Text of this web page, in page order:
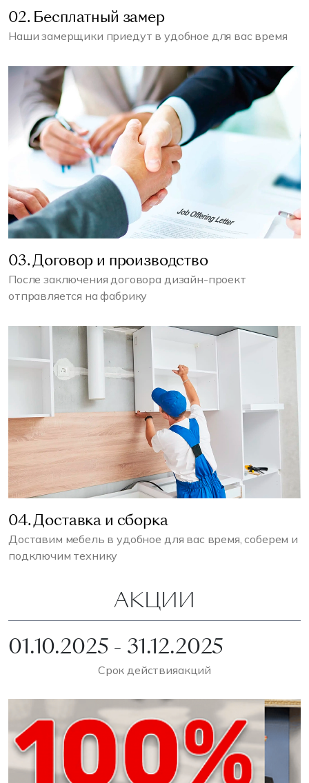
02. Бесплатный замер
Наши замерщики приедут в удобное для вас время
03. Договор и производство
После заключения договора дизайн-проект
отправляется на фабрику
04. Доставка и сборка
Доставим мебель в удобное для вас время, соберем и
подключим технику
АКЦИИ
01.10.2025 - 31.12.2025
Срок действияакций